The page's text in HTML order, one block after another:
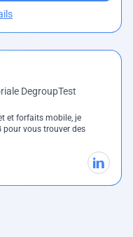
DegroupTest
et forfaits mobile, je
pour vous trouver des